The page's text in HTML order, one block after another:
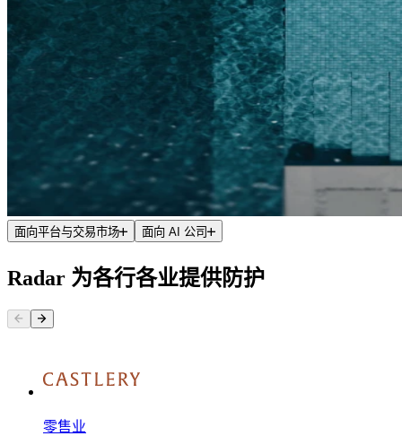
面向平台与交易市场 面向 AI 公司
Radar 为各行各业提供防护
零售业